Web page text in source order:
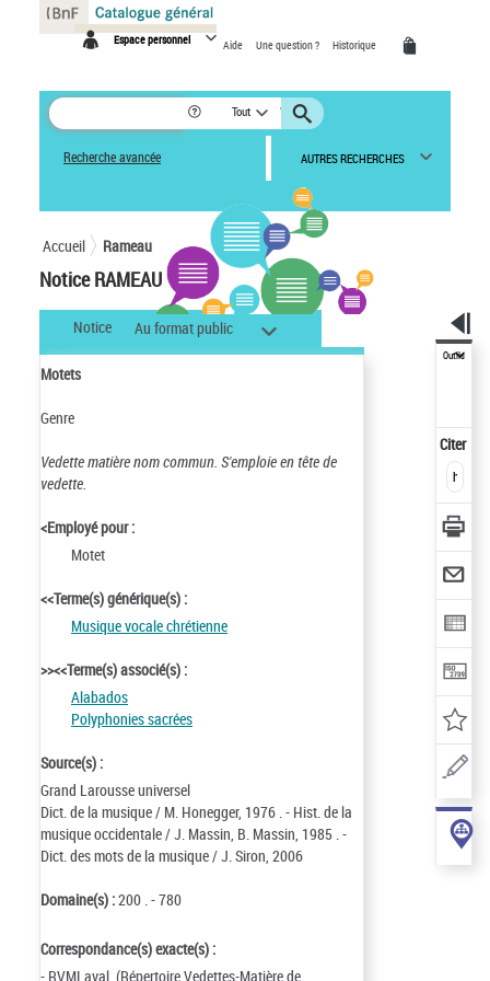
Espace personnel Aide Une question ? Historique
Tout
Recherche avancée AUTRES RECHERCHES
Accueil Rameau
Notice RAMEAU
Notice Au format public
Motets
Genre
Vedette matière nom commun. S'emploie en tête de
vedette.
<Employé pour :
Motet
<<Terme(s) générique(s) :
Musique vocale chrétienne
>><<Terme(s) associé(s) :
Alabados
Polyphonies sacrées
Source(s) :
Grand Larousse universel
Dict. de la musique / M. Honegger, 1976 . - Hist. de la
musique occidentale / J. Massin, B. Massin, 1985 . -
Dict. des mots de la musique / J. Siron, 2006
Domaine(s) :200 . - 780
Correspondance(s) exacte(s) :
- RVMLaval (Répertoire Vedettes-Matière de
Outils
Citer
Panneau de gestion des cookies